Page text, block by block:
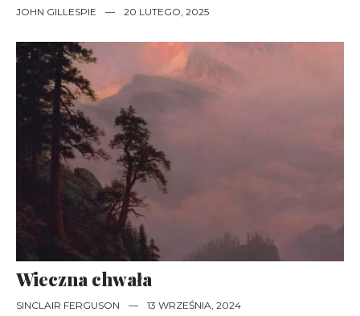
JOHN GILLESPIE — 20 LUTEGO, 2025
Wieczna chwała
SINCLAIR FERGUSON — 13 WRZEŚNIA, 2024